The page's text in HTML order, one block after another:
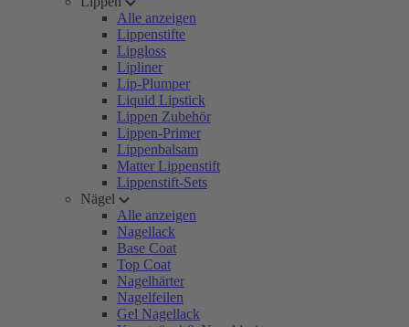
Alle anzeigen
Lippenstifte
Lipgloss
Lipliner
Lip-Plumper
Liquid Lipstick
Lippen Zubehör
Lippen-Primer
Lippenbalsam
Matter Lippenstift
Lippenstift-Sets
Nägel
Alle anzeigen
Nagellack
Base Coat
Top Coat
Nagelhärter
Nagelfeilen
Gel Nagellack